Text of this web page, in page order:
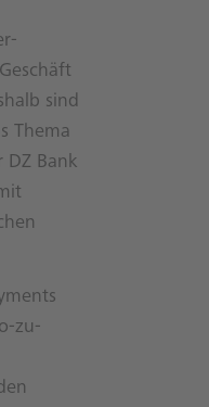
sind
Thema
DZ Bank
zu-